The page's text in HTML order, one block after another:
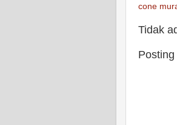
cone
Tidak